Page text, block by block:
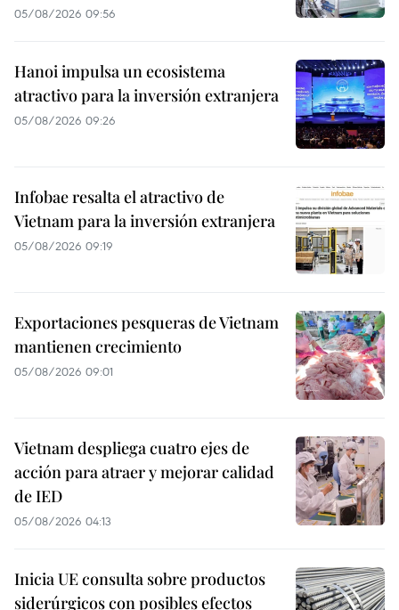
05/08/2026 09:56
Hanoi impulsa un ecosistema
atractivo para la inversión extranjera
05/08/2026 09:26
Infobae resalta el atractivo de
Vietnam para la inversión extranjera
05/08/2026 09:19
Exportaciones pesqueras de Vietnam
mantienen crecimiento
05/08/2026 09:01
Vietnam despliega cuatro ejes de
acción para atraer y mejorar calidad
de IED
05/08/2026 04:13
Inicia UE consulta sobre productos
siderúrgicos con posibles efectos